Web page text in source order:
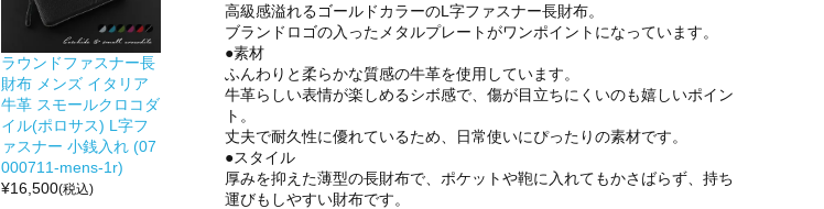
ラウンドファスナー長
財布 メンズ イタリア
牛革 スモールクロコダ
イル(ポロサス) L字フ
ァスナー 小銭入れ (07
000711-mens-1r)
¥16,500(税込)
高級感溢れるゴールドカラーのL字ファスナー長財布。
ブランドロゴの入ったメタルプレートがワンポイントになっています。
●素材
ふんわりと柔らかな質感の牛革を使用しています。
牛革らしい表情が楽しめるシボ感で、傷が目立ちにくいのも嬉しいポイン
ト。
丈夫で耐久性に優れているため、日常使いにぴったりの素材です。
●スタイル
厚みを抑えた薄型の長財布で、ポケットや鞄に入れてもかさばらず、持ち
運びもしやすい財布です。